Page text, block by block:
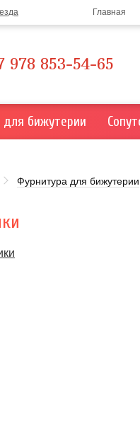
Главная
978 853-54-65
для бижутерии
Фурнитура для бижутерии